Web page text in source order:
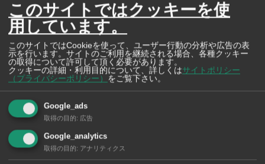
このサイトではクッキーを使
用しています。
このサイトではCookieを使って、ユーザー行動の分析や広告の表
示を行います。サイトのご利用を継続される場合、各種クッキー
の取得について許可して頂く必要があります。
クッキーの詳細・利用目的について、詳しくはサイトポリシー
（プライバシーポリシー）
をご覧下さい。
Google_ads
取得の目的: 広告
Google_analytics
取得の目的: アナリティクス